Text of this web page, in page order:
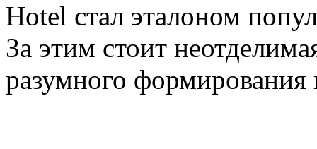
Hotel стал эталоном
За этим стоит
разумного